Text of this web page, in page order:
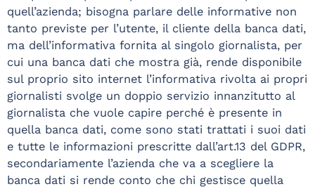
quell’azienda; bisogna parlare delle informative non
tanto previste per l’utente, il cliente della banca dati,
ma dell’informativa fornita al singolo giornalista, per
cui una banca dati che mostra già, rende disponibile
sul proprio sito internet l’informativa rivolta ai propri
giornalisti svolge un doppio servizio innanzitutto al
giornalista che vuole capire perché è presente in
quella banca dati, come sono stati trattati i suoi dati
e tutte le informazioni prescritte dall’art.13 del GDPR,
secondariamente l’azienda che va a scegliere la
banca dati si rende conto che chi gestisce quella